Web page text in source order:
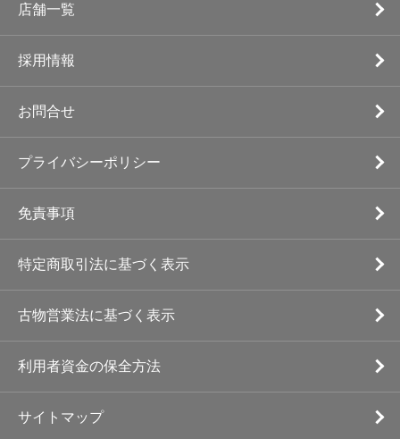
店舗一覧
採用情報
お問合せ
プライバシーポリシー
免責事項
特定商取引法に基づく表示
古物営業法に基づく表示
利用者資金の保全方法
サイトマップ